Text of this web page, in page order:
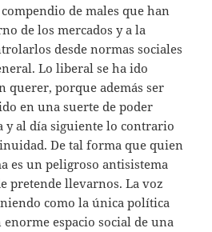
de males que han
de los mercados y a la
desde normas sociales
Lo liberal se ha ido
querer, porque además ser
en una suerte de poder
y al día siguiente lo contrario
De tal forma que quien
es un peligroso antisistema
pretende llevarnos. La voz
como la única política
espacio social de una